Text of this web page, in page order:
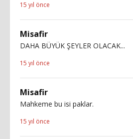
15 yıl önce
Misafir
DAHA BÜYÜK ŞEYLER OLACAK...
15 yıl önce
Misafir
Mahkeme bu isi paklar.
15 yıl önce